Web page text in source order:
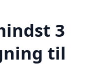
3
til